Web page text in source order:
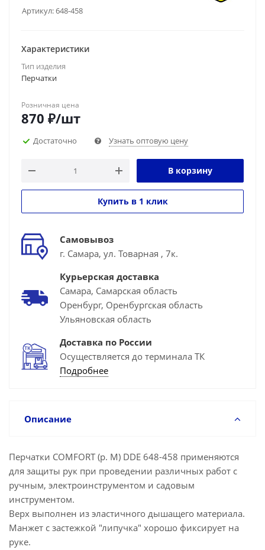
Артикул:648-458
Характеристики
Тип изделия
Перчатки
Розничная цена
870 ₽/шт
Достаточно Узнать оптовую цену
В корзину
Купить в 1 клик
Самовывоз
г. Самара, ул. Товарная , 7к.
Курьерская доставка
Самара, Самарская область
Оренбург, Оренбургская область
Ульяновская область
Доставка по России
Осуществляется до терминала ТК
Подробнее
Описание
Перчатки СOMFORT (р. M) DDE 648-458 применяются
для защиты рук при проведении различных работ с
ручным, электроинструментом и садовым
инструментом.
Верх выполнен из эластичного дышащего материала.
Манжет с застежкой "липучка" хорошо фиксирует на
руке.